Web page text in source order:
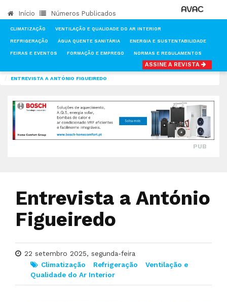
Início Números Publicados
CLIMATIZAÇÃO VENTILAÇÃO E QUALIDADE DO AR INTERIOR
REFRIGERAÇÃO ÁGUA QUENTE SANITÁRIA ENERGIA E SUSTENTABILIDADE
FEIRAS E EVENTOS FORMAÇÃO E EMPREGO NORMAS E REGULAMENTOS
ASSINE A REVISTA
ENTREVISTA A ANTÓNIO FIGUEIREDO
PUB
Entrevista a António
Figueiredo
22 setembro 2025, segunda-feira
Climatização
Refrigeração
Ventilação e
Qualidade do Ar Interior